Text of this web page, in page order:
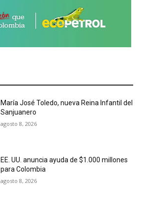
María José Toledo, nueva Reina Infantil del
Sanjuanero
agosto 8, 2026
EE. UU. anuncia ayuda de $1.000 millones
para Colombia
agosto 8, 2026